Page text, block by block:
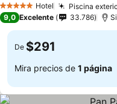
5 Estrellas Hotel Piscina
9,0 Excelente 33.786
De $291
Mira precios de 1 página